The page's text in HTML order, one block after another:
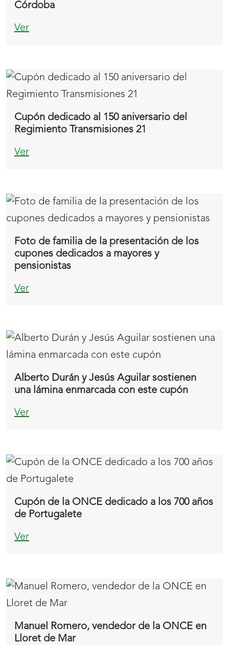
Córdoba
Ver
Cupón dedicado al 150 aniversario del
Regimiento Transmisiones 21
Ver
Foto de familia de la presentación de los
cupones dedicados a mayores y
pensionistas
Ver
Alberto Durán y Jesús Aguilar sostienen
una lámina enmarcada con este cupón
Ver
Cupón de la ONCE dedicado a los 700 años
de Portugalete
Ver
Manuel Romero, vendedor de la ONCE en
Lloret de Mar